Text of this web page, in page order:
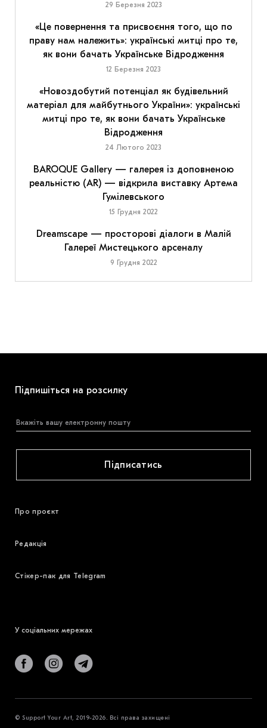
29 Березня 2023
«Це повернення та присвоєння того, що по
праву нам належить»: українські митці про те,
як вони бачать Українське Відродження
12 Березня 2023
«Новоздобутий потенціал як будівельний
матеріал для майбутнього України»: українські
митці про те, як вони бачать Українське
Відродження
24 Лютого 2023
BAROQUE Gallery — галерея із доповненою
реальністю (AR) — відкрила виставку Артема
Гумілевського
15 Грудня 2022
Dreamscape — просторові діалоги в Малій
Галереї Мистецького арсеналу
9 Грудня 2022
Підпишіться на розсилку
Підписатись
Про проєкт
Редакція
Стікер-пак для Telegram
У соціальних мережах
© Support Your Art, 2019-2026. Всі права захищені